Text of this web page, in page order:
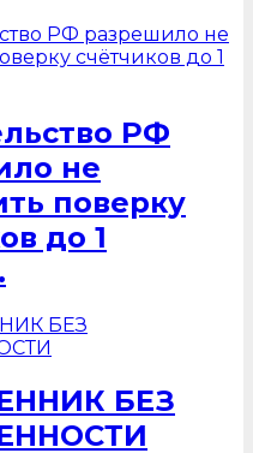
РФ
не
поверку
до 1
БЕЗ